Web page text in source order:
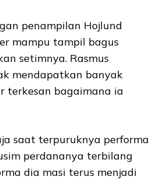
penampilan Hojlund
mampu tampil bagus
setimnya. Rasmus
mendapatkan banyak
terkesan bagaimana ia
saat terpuruknya performa
perdananya terbilang
dia masi terus menjadi